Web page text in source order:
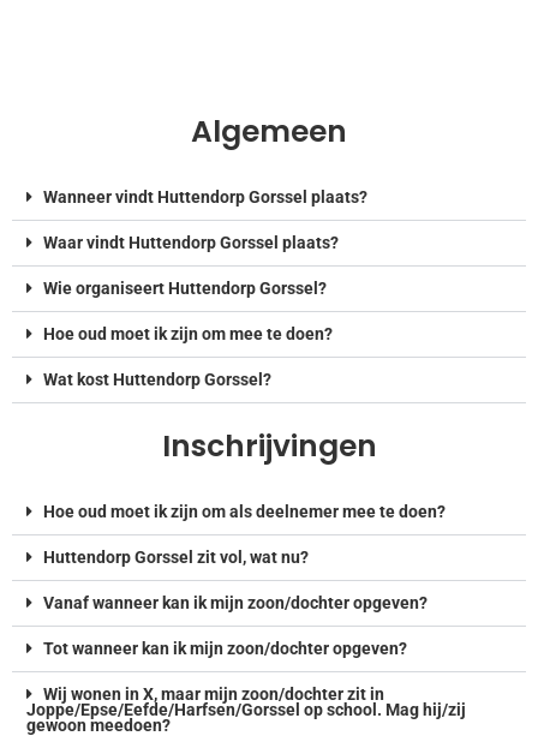
Algemeen
Wanneer vindt Huttendorp Gorssel plaats?
Waar vindt Huttendorp Gorssel plaats?
Wie organiseert Huttendorp Gorssel?
Hoe oud moet ik zijn om mee te doen?
Wat kost Huttendorp Gorssel?
Inschrijvingen
Hoe oud moet ik zijn om als deelnemer mee te doen?
Huttendorp Gorssel zit vol, wat nu?
Vanaf wanneer kan ik mijn zoon/dochter opgeven?
Tot wanneer kan ik mijn zoon/dochter opgeven?
Wij wonen in X, maar mijn zoon/dochter zit in
Joppe/Epse/Eefde/Harfsen/Gorssel op school. Mag hij/zij
gewoon meedoen?